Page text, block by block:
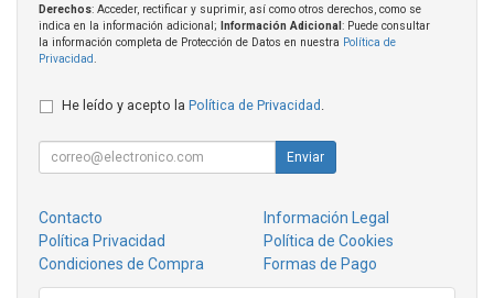
Derechos: Acceder, rectificar y suprimir, así como otros derechos, como se
indica en la información adicional;
Información Adicional : Puede consultar
la información completa de Protección de Datos en nuestra Política de
Privacidad
He leído y acepto la Política de Privacidad
Enviar
Contacto
Información Legal
Política Privacidad
Política de Cookies
Condiciones de Compra
Formas de Pago